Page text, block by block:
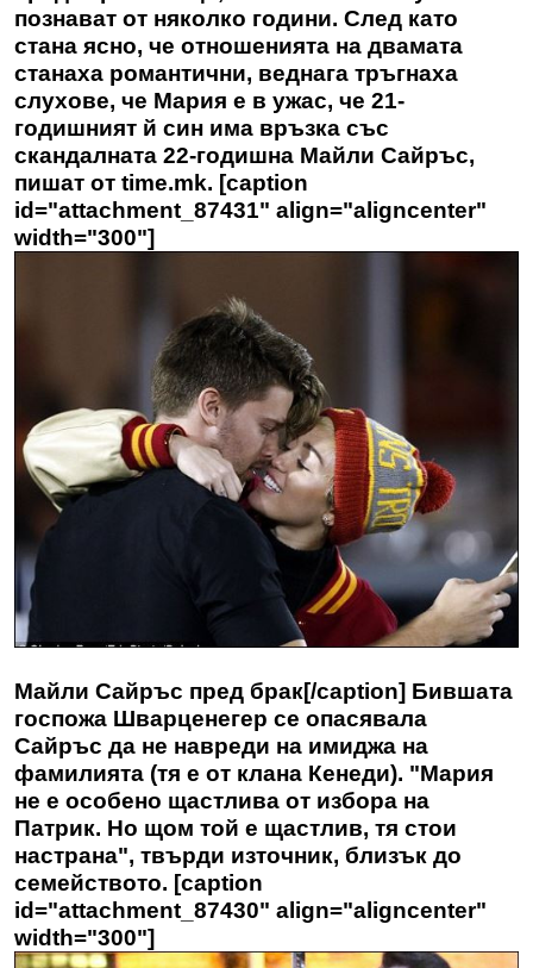
познават от няколко години. След като
стана ясно, че отношенията на двамата
станаха романтични, веднага тръгнаха
слухове, че Мария е в ужас, че 21-
годишният й син има връзка със
скандалната 22-годишна Майли Сайръс,
пишат от time.mk. [caption
id="attachment_87431" align="aligncenter"
width="300"]
Майли Сайръс пред брак[/caption] Бившата
госпожа Шварценегер се опасявала
Сайръс да не навреди на имиджа на
фамилията (тя е от клана Кенеди). "Мария
не е особено щастлива от избора на
Патрик. Но щом той е щастлив, тя стои
настрана", твърди източник, близък до
семейството. [caption
id="attachment_87430" align="aligncenter"
width="300"]